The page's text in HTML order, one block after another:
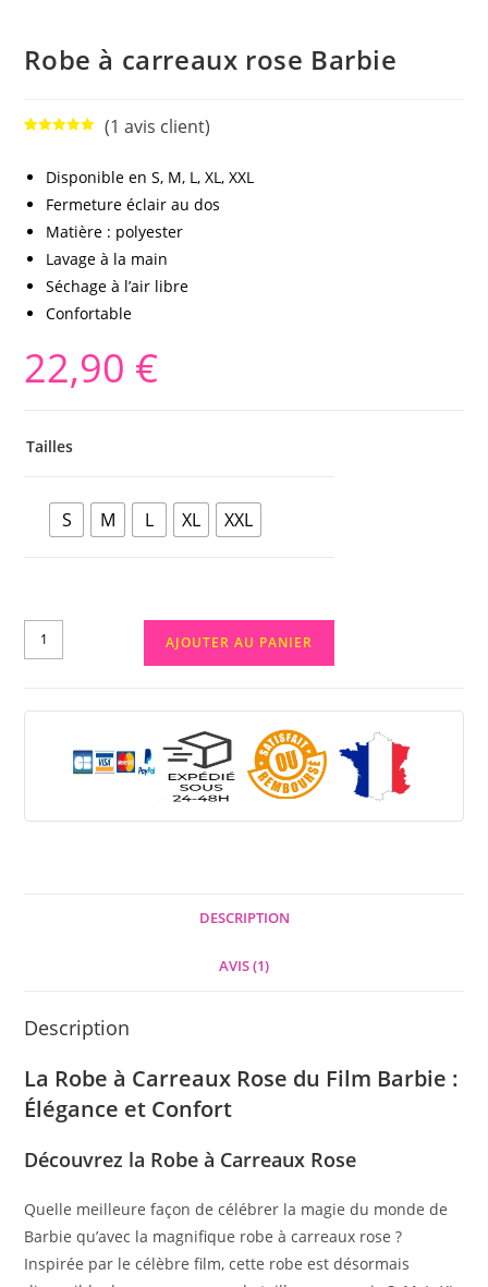
Robe à carreaux rose Barbie
basé sur
notation
client
(1 avis client)
Disponible en S, M, L, XL, XXL
Fermeture éclair au dos
Matière : polyester
Lavage à la main
Séchage à l’air libre
Confortable
22,90 €
Tailles
S M L XL XXL
AJOUTER AU PANIER
DESCRIPTION
AVIS (1)
Description
La Robe à Carreaux Rose du Film Barbie :
Élégance et Confort
Découvrez la Robe à Carreaux Rose
Quelle meilleure façon de célébrer la magie du monde de
Barbie qu’avec la magnifique robe à carreaux rose ?
Inspirée par le célèbre film, cette robe est désormais